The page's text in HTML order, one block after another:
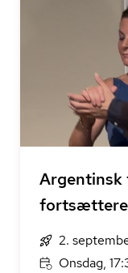
Argentinsk
fortsættere
2.
Onsdag,